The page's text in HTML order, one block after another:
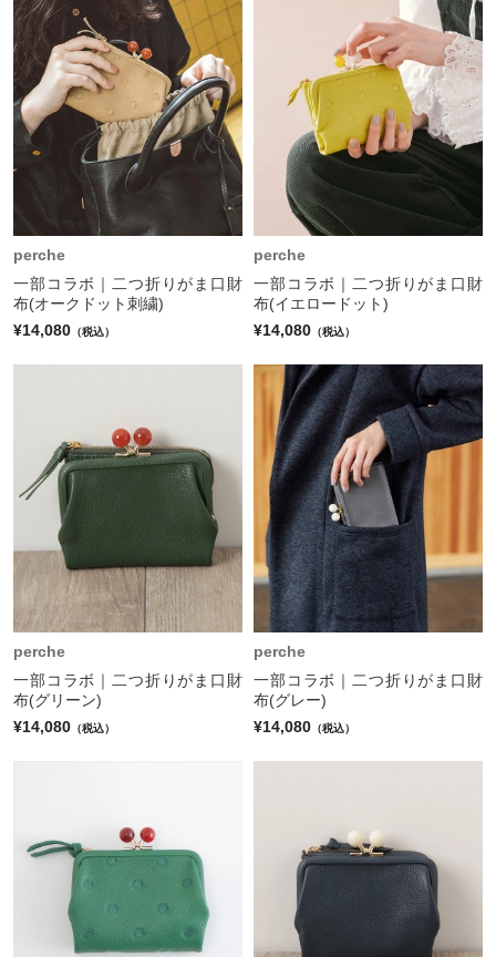
perche
一部コラボ｜二つ折りがま口財
布(オークドット刺繍)
¥14,080 （税込）
perche
一部コラボ｜二つ折りがま口財
布(イエロードット)
¥14,080 （税込）
perche
一部コラボ｜二つ折りがま口財
布(グリーン)
¥14,080 （税込）
perche
一部コラボ｜二つ折りがま口財
布(グレー)
¥14,080 （税込）